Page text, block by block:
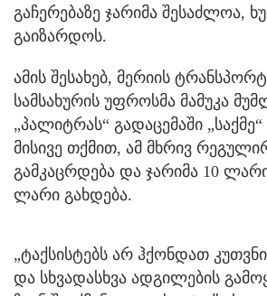
გაჩერებაზე ჯარიმა შესაძლოა,
გაიზარდოს.
ამის შესახებ, მერიის
სამსახურის უფროსმა მამუკა
„პალიტრას“ გადაცემაში
მისივე თქმით, ამ მხრივ
გამკაცრდება და ჯარიმა 10
ლარი გახდება.
„ტაქსისტებს არ ჰქონდათ
და სხვადასხვა ადგილების